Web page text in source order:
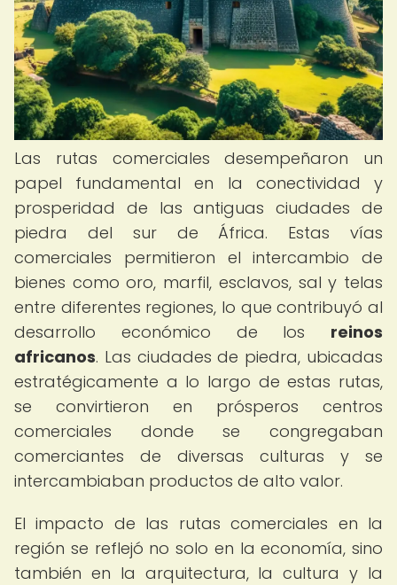
Las rutas comerciales desempeñaron un
papel fundamental en la conectividad y
prosperidad de las antiguas ciudades de
piedra del sur de África. Estas vías
comerciales permitieron el intercambio de
bienes como oro, marfil, esclavos, sal y telas
entre diferentes regiones, lo que contribuyó al
desarrollo económico de los reinos
africanos. Las ciudades de piedra, ubicadas
estratégicamente a lo largo de estas rutas,
se convirtieron en prósperos centros
comerciales donde se congregaban
comerciantes de diversas culturas y se
intercambiaban productos de alto valor.
El impacto de las rutas comerciales en la
región se reflejó no solo en la economía, sino
también en la arquitectura, la cultura y la